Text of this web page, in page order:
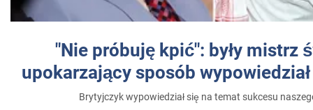
"Nie próbuję kpić": były mistrz
upokarzający sposób
Brytyjczyk wypowiedział się na temat sukcesu